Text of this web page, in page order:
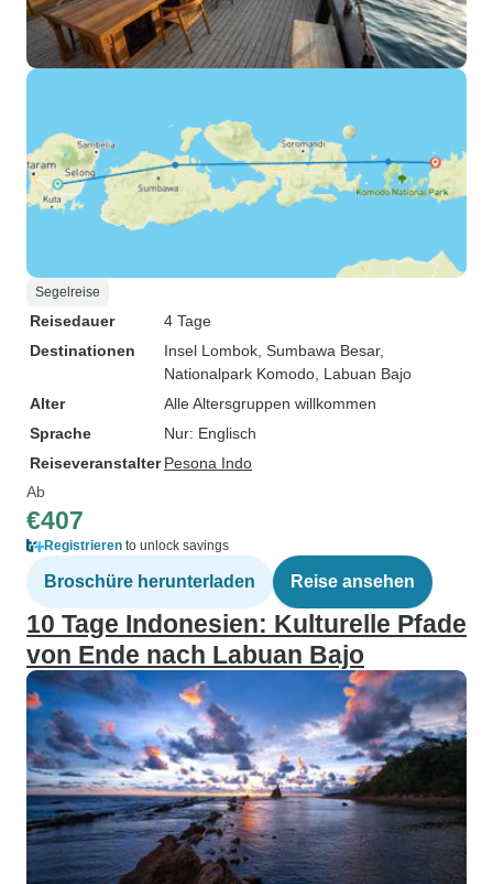
Segelreise
Reisedauer
4 Tage
Destinationen
Insel Lombok , Sumbawa Besar,
Nationalpark Komodo , Labuan Bajo
Alter
Alle Altersgruppen willkommen
Sprache
Nur: Englisch
Reiseveranstalter Pesona Indo
Ab
€407
Registrieren to unlock savings
Broschüre herunterladen Reise ansehen
10 Tage Indonesien: Kulturelle Pfade
von Ende nach Labuan Bajo